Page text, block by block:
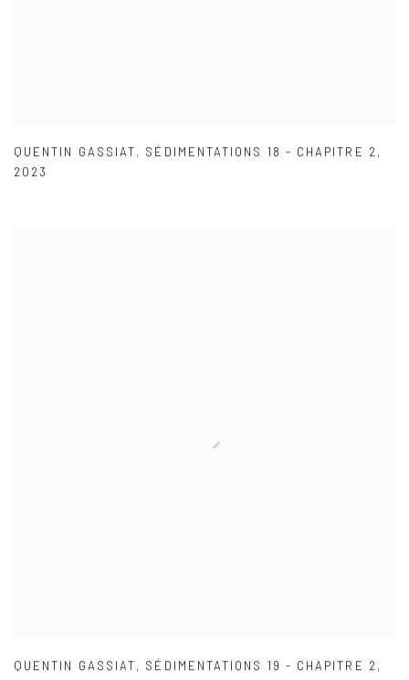
QUENTIN GASSIAT, SÉDIMENTATIONS 18 - CHAPITRE 2,
2023
QUENTIN GASSIAT, SÉDIMENTATIONS 19 - CHAPITRE 2,